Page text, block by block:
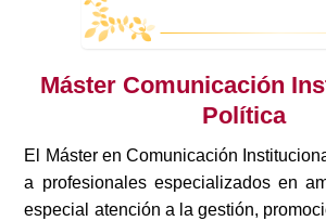
Máster Comunicación
Política
El Máster en Comunicación
a profesionales especializados en
especial atención a la gestión,